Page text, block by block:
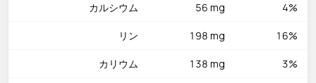
おすすめの食べ方
半熟のゆで卵は沸騰後6分半で黄身がとろりと仕上がり、味玉
にすればラーメンや丼のトッピングに最適です。だし巻き卵は
弱火でじっくり巻くことでふわふわの食感に。目玉焼きは蓋を
カルシウム 56 mg 4%
リン 198 mg 16%
カリウム 138 mg 3%